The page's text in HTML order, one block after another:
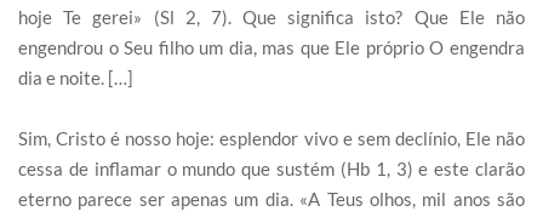
hoje Te gerei» (Sl 2, 7). Que significa isto? Que Ele não
engendrou o Seu filho um dia, mas que Ele próprio O engendra
dia e noite. […]
Sim, Cristo é nosso hoje: esplendor vivo e sem declínio, Ele não
cessa de inflamar o mundo que sustém (Hb 1, 3) e este clarão
eterno parece ser apenas um dia. «A Teus olhos, mil anos são